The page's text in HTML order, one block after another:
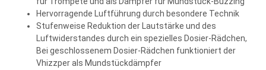
Hervorragende Luftführung durch besondere Technik
Stufenweise Reduktion der Lautstärke und des
Luftwiderstandes durch ein spezielles Dosier-Rädchen,
Bei geschlossenem Dosier-Rädchen funktioniert der
Vhizzper als Mundstückdämpfer